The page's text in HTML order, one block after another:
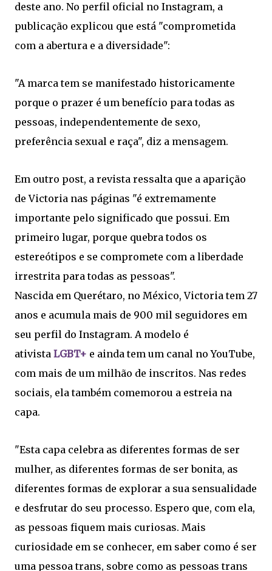
deste ano. No perfil oficial no Instagram, a
publicação explicou que está "comprometida
com a abertura e a diversidade":
"A marca tem se manifestado historicamente
porque o prazer é um benefício para todas as
pessoas, independentemente de sexo,
preferência sexual e raça", diz a mensagem.
Em outro post, a revista ressalta que a aparição
de Victoria nas páginas "é extremamente
importante pelo significado que possui. Em
primeiro lugar, porque quebra todos os
estereótipos e se compromete com a liberdade
irrestrita para todas as pessoas".
Nascida em Querétaro, no México, Victoria tem 27
anos e acumula mais de 900 mil seguidores em
seu perfil do Instagram. A modelo é
ativista LGBT+ e ainda tem um canal no YouTube,
com mais de um milhão de inscritos. Nas redes
sociais, ela também comemorou a estreia na
capa.
"Esta capa celebra as diferentes formas de ser
mulher, as diferentes formas de ser bonita, as
diferentes formas de explorar a sua sensualidade
e desfrutar do seu processo. Espero que, com ela,
as pessoas fiquem mais curiosas. Mais
curiosidade em se conhecer, em saber como é ser
uma pessoa trans, sobre como as pessoas trans